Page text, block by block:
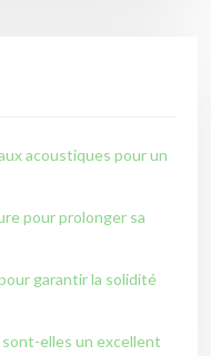
acoustiques pour un
pour prolonger sa
garantir la solidité
elles un excellent